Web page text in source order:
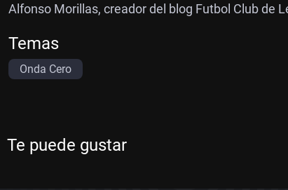
Alfonso Morillas, creador del blog Futbol Club de
Temas
Onda Cero
Te puede gustar